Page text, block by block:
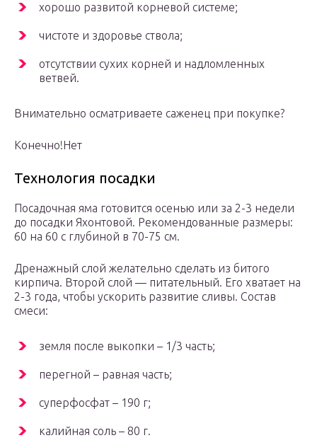
хорошо развитой корневой системе;
чистоте и здоровье ствола;
отсутствии сухих корней и надломленных
ветвей.
Внимательно осматриваете саженец при покупке?
Конечно!Нет
Технология посадки
Посадочная яма готовится осенью или за 2-3 недели
до посадки Яхонтовой. Рекомендованные размеры:
60 на 60 с глубиной в 70-75 см.
Дренажный слой желательно сделать из битого
кирпича. Второй слой — питательный. Его хватает на
2-3 года, чтобы ускорить развитие сливы. Состав
смеси:
земля после выкопки – 1/3 часть;
перегной – равная часть;
суперфосфат – 190 г;
калийная соль – 80 г.